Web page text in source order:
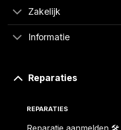
Zakelijk
Informatie
Reparaties
REPARATIES
Reparatie aanmelden 🛠️